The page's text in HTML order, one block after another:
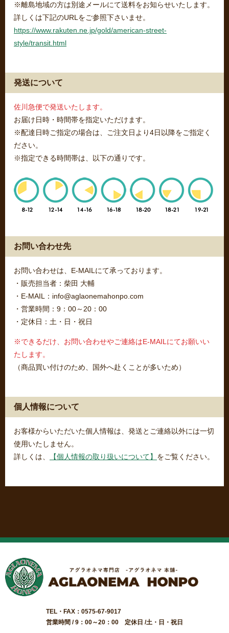
※離島地域の方は別途メールにて送料をお知らせいたします。
詳しくは下記のURLをご参照下さいませ。
https://www.rakuten.ne.jp/gold/american-street-
style/transit.html
発送について
佐川急便で発送いたします。
お届け日時・時間帯を指定いただけます。
※配達日時ご指定の場合は、ご注文日より4日以降をご指定く
ださい。
※指定できる時間帯は、以下の通りです。
お問い合わせ先
お問い合わせは、E-MAILにて承っております。
・販売担当者：柴田 大輔
・E-MAIL：info@aglaonemahonpo.com
・営業時間：9：00～20：00
・定休日：土・日・祝日
※できるだけ、お問い合わせやご連絡はE-MAILにてお願いい
たします。
（商品買い付けのため、国外へ赴くことが多いため）
個人情報について
お客様からいただいた個人情報は、発送とご連絡以外には一切
使用いたしません。
詳しくは、
【個人情報の取り扱いについて】 をご覧ください。
TEL・FAX：0575-67-9017
営業時間 / 9：00～20：00 定休日 /土・日・祝日